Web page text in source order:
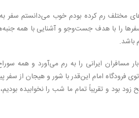
مختلف رم کرده بودم خوب می‌دانستم سفر
را با هدف جست‌وجو و آشنایی با همه
باشد.
مسافران ایرانی را به رم می‌آورد و همه
امام این‌قدر با شور و هیجان از سفر
و تقریباً تمام ما شب را نخوابیده بودیم،